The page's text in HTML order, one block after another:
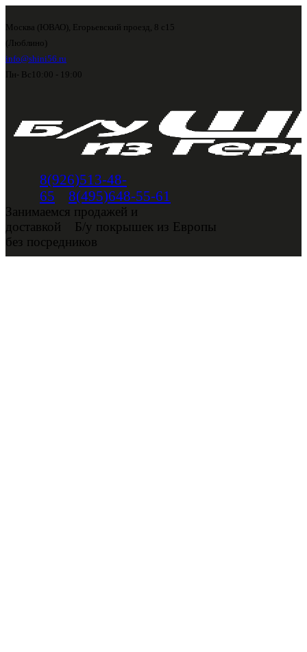
Москва (ЮВАО), Егорьевский проезд, 8 с15
(Люблино)
info@shini56.ru
Пн- Вс 10:00 - 19:00
8(926)513-48-
65
8(495)648-55-61
Занимаемся продажей и
доставкой
Б/у покрышек из Европы
без посредников